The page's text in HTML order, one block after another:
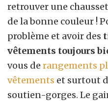
retrouver une
de la bonne couleur !
problème et avoir des
vêtements toujours
vous de rangements
vêtements et surtout
soutien-gorges. Le